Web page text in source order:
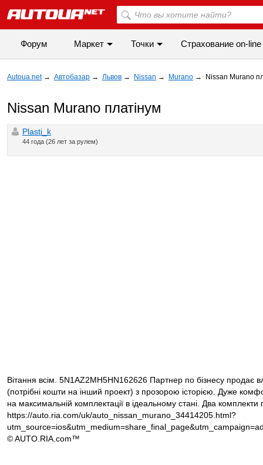
Форум Маркет Точки Cтрахование on-line
Autoua.net → Автобазар → Львов → Nissan → Murano → Nissan Murano
Nissan Murano платінум
Plasti_k
44 года (26 лет за рулем)
Вітання всім. 5N1AZ2MH5HN162626 Партнер по бізнесу продає
(потрібні кошти на інший проект) з прозорою історією. Дуже
на максимальній комплектації в ідеальному стані. Два комплекти
https://auto.ria.com/uk/auto_nissan_murano_34414205.html?
© AUTO.RIA.com™